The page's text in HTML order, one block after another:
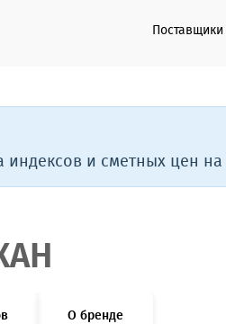
Поставщики
индексов и сметных цен
О бренде